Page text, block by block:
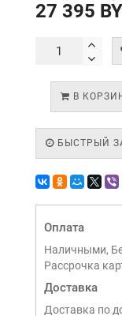
27 395
В
БЫСТРЫЙ
Оплата
Наличными,
Рассрочка
Доставка
Доставка по